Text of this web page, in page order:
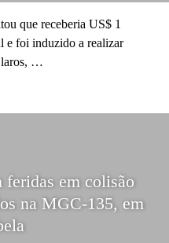
que receberia US$ 1
e foi induzido a realizar
…
feridas em colisão
na MGC-135, em